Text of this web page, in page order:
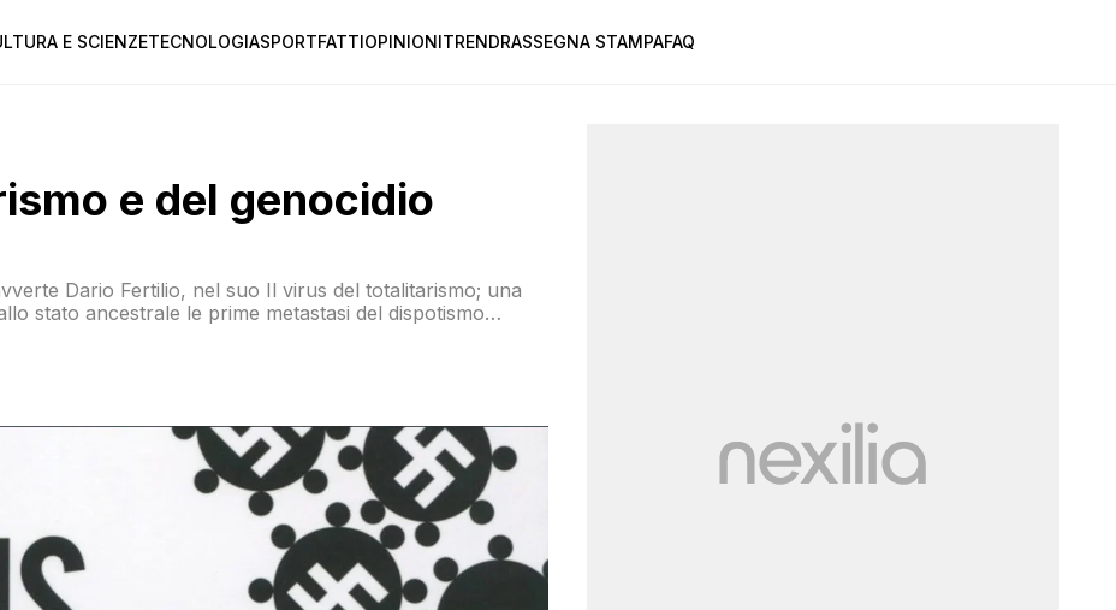
E SCIENZETECNOLOGIASPORTFATTIOPINIONITRENDRASSEGNA STAMPAFAQ
e del genocidio
Dario Fertilio, nel suo Il virus del totalitarismo; una
stato ancestrale le prime metastasi del dispotismo